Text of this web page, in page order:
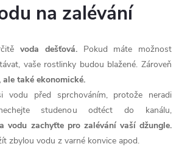
na zalévání
voda dešťová.Pokud máte možnost
vaše rostlinky budou blažené. Zároveň
také ekonomické.
vodu před sprchováním, protože neradi
studenou odtéct do kanálu,
vodu zachyťte pro zalévání vaší džungle.
zbylou vodu z varné konvice apod.